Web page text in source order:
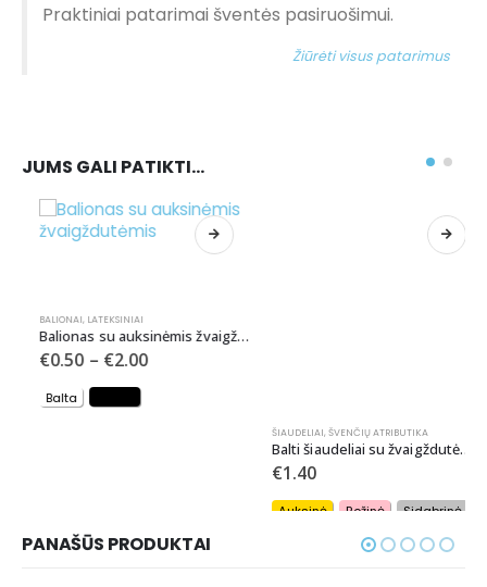
Praktiniai patarimai šventės pasiruošimui.
Žiūrėti visus patarimus
JUMS GALI PATIKTI…
BALIONAI,LATEKSINIAI
Balionas su auksinėmis žvaigždutėmis
0.50– €2.00
Balta